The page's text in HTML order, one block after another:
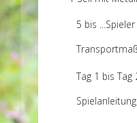
5 bis ...Spieler
Tag 1 bis Tag
Spielanleitung